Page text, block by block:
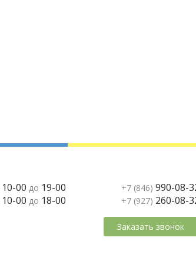
10-00 до 19-00
10-00 до 18-00
+7 (846) 990-08-
+7 (927) 260-08-
Заказать звонок